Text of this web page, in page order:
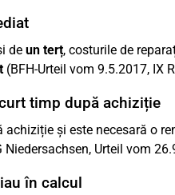
de un terț, costurile de
(BFH-Urteil vom 9.5.2017, IX
timp după achiziție
și este necesară o
Urteil vom
în calcul